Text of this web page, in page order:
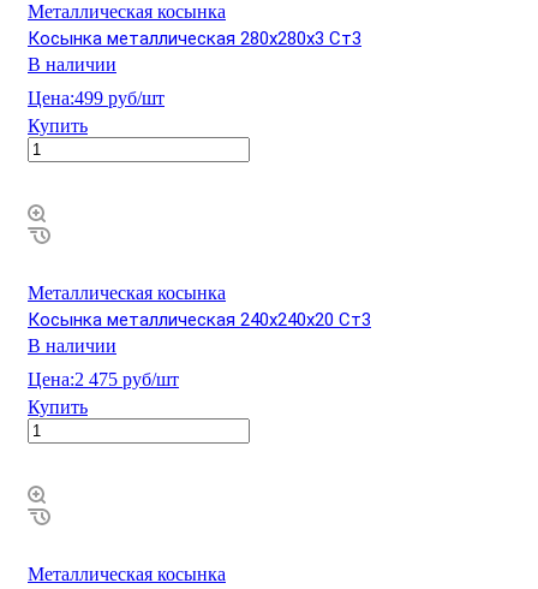
Металлическая косынка
Косынка металлическая 280х280х3 Ст3
В наличии
Цена:499 руб/шт
Купить
Металлическая косынка
Косынка металлическая 240х240х20 Ст3
В наличии
Цена:2 475 руб/шт
Купить
Металлическая косынка